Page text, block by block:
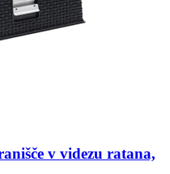
v videzu ratana,